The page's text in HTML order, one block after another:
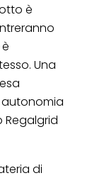
è
Una
autonomia
Regalgrid
di